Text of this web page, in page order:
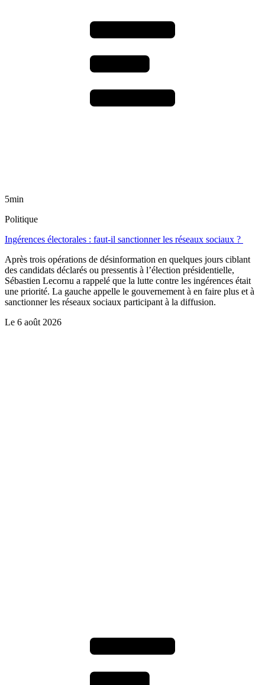
5min
Politique
Ingérences électorales : faut-il sanctionner les réseaux sociaux ?
Après trois opérations de désinformation en quelques jours ciblant
des candidats déclarés ou pressentis à l’élection présidentielle,
Sébastien Lecornu a rappelé que la lutte contre les ingérences était
une priorité. La gauche appelle le gouvernement à en faire plus et à
sanctionner les réseaux sociaux participant à la diffusion.
Le 6 août 2026